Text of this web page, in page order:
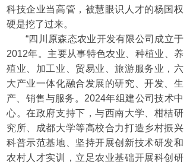
科技企业当高管，被慧眼识人才的杨国权
硬是挖了过来。
“四川原森态农业开发有限公司成立于
2012年。主要从事特色农业、种植业、养
殖业、加工业、贸易业、旅游服务业，六
大产业一体化融合发展的研究、开发、生
产、销售与服务。2024年组建公司技术中
心。在政府支持下，与西南大学、柑桔研
究所、成都大学等高校合力打造乡村振兴
科普示范基地、坚持开展创新技术研发和
农村人才实训，立足农业基础开展科创研